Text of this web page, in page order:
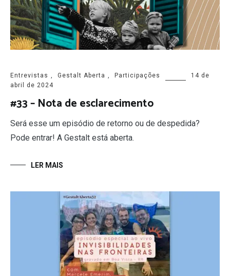
Entrevistas , Gestalt Aberta , Participações
14 de
abril de 2024
#33 – Nota de esclarecimento
Será esse um episódio de retorno ou de despedida?
Pode entrar! A Gestalt está aberta.
LER MAIS